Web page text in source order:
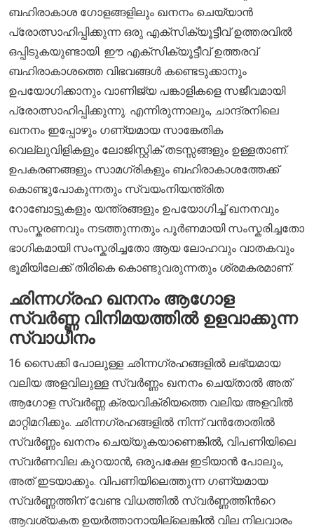
ബഹിരാകാശ ഗോളങ്ങളിലും ഖനനം ചെയ്യാൻ
പ്രോത്സാഹിപ്പിക്കുന്ന ഒരു എക്സിക്യൂട്ടീവ് ഉത്തരവിൽ
ഒപ്പിടുകയുണ്ടായി. ഈ എക്സിക്യൂട്ടീവ് ഉത്തരവ്
ബഹിരാകാശത്തെ വിഭവങ്ങൾ കണ്ടെടുക്കാനും
ഉപയോഗിക്കാനും വാണിജ്യ പങ്കാളികളെ സജീവമായി
പ്രോത്സാഹിപ്പിക്കുന്നു. എന്നിരുന്നാലും, ചാന്ദ്രനിലെ
ഖനനം ഇപ്പോഴും ഗണ്യമായ സാങ്കേതിക
വെല്ലുവിളികളും ലോജിസ്റ്റിക് തടസ്സങ്ങളും ഉള്ളതാണ്.
ഉപകരണങ്ങളും സാമഗ്രികളും ബഹിരാകാശത്തേക്ക്
കൊണ്ടുപോകുന്നതും സ്വയംനിയന്ത്രിത
റോബോട്ടുകളും യന്ത്രങ്ങളും ഉപയോഗിച്ച് ഖനനവും
സംസ്കരണവും നടത്തുന്നതും പൂർണമായി സംസ്കരിച്ചതോ
ഭാഗികമായി സംസ്കരിച്ചതോ ആയ ലോഹവും വാതകവും
ഭൂമിയിലേക്ക് തിരികെ കൊണ്ടുവരുന്നതും ശ്രമകരമാണ്.
ഛിന്നഗ്രഹ ഖനനം ആഗോള
സ്വർണ്ണ വിനിമയത്തിൽ ഉളവാക്കുന്ന
സ്വാധീനം
16 സൈക്കി പോലുള്ള ഛിന്നഗ്രഹങ്ങളിൽ ലഭ്യമായ
വലിയ അളവിലുള്ള സ്വർണ്ണം ഖനനം ചെയ്താൽ അത്
ആഗോള സ്വർണ്ണ ക്രയവിക്രിയത്തെ വലിയ അളവില്‍
മാറ്റിമറിക്കും. ഛിന്നഗ്രഹങ്ങളിൽ നിന്ന് വൻതോതിൽ
സ്വർണ്ണം ഖനനം ചെയ്യുകയാണെങ്കിൽ, വിപണിയിലെ
സ്വർണവില കുറയാൻ, ഒരുപക്ഷേ ഇടിയാൻ പോലും,
അത് ഇടയാക്കും. വിപണിയിലെത്തുന്ന ഗണ്യമായ
സ്വര്‍ണ്ണത്തിന് വേണ്ട വിധത്തില്‍ സ്വര്‍ണ്ണത്തിന്‍റെ
ആവശ്യകത ഉയര്‍ത്താനായില്ലെങ്കില്‍ വില നിലവാരം